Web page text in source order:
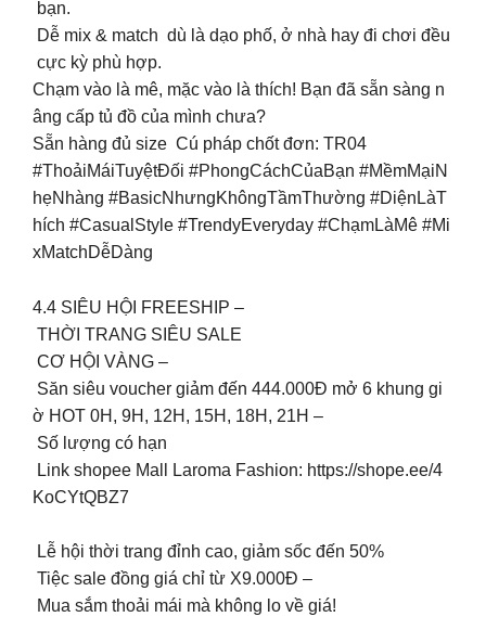
bạn.
Dễ mix & match dù là dạo phố, ở nhà hay đi chơi đều
cực kỳ phù hợp.
Chạm vào là mê, mặc vào là thích! Bạn đã sẵn sàng n
âng cấp tủ đồ của mình chưa?
Sẵn hàng đủ size Cú pháp chốt đơn: TR04
#ThoảiMáiTuyệtĐối #PhongCáchCủaBạn #MềmMạiN
hẹNhàng #BasicNhưngKhôngTầmThường #DiệnLàT
hích #CasualStyle #TrendyEveryday #ChạmLàMê #Mi
xMatchDễDàng
4.4 SIÊU HỘI FREESHIP –
THỜI TRANG SIÊU SALE
CƠ HỘI VÀNG –
Săn siêu voucher giảm đến 444.000Đ mở 6 khung gi
ờ HOT 0H, 9H, 12H, 15H, 18H, 21H –
Số lượng có hạn
Link shopee Mall Laroma Fashion: https://shope.ee/4
KoCYtQBZ7
Lễ hội thời trang đỉnh cao, giảm sốc đến 50%
Tiệc sale đồng giá chỉ từ X9.000Đ –
Mua sắm thoải mái mà không lo về giá!